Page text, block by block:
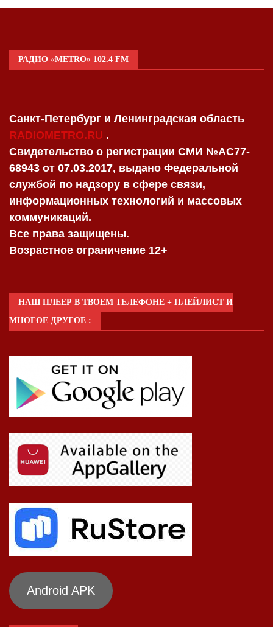
РАДИО «METRO» 102.4 FM
Санкт-Петербург и Ленинградская область
RADIOMETRO.RU .
Свидетельство о регистрации СМИ №AC77-
68943 от 07.03.2017, выдано Федеральной
службой по надзору в сфере связи,
информационных технологий и массовых
коммуникаций.
Все права защищены.
Возрастное ограничение 12+
НАШ ПЛЕЕР В ТВОЕМ ТЕЛЕФОНЕ + ПЛЕЙЛИСТ И
МНОГОЕ ДРУГОЕ :
Android APK